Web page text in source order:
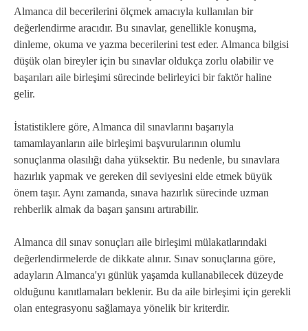
Almanca dil becerilerini ölçmek amacıyla kullanılan bir
değerlendirme aracıdır. Bu sınavlar, genellikle konuşma,
dinleme, okuma ve yazma becerilerini test eder. Almanca bilgisi
düşük olan bireyler için bu sınavlar oldukça zorlu olabilir ve
başarıları aile birleşimi sürecinde belirleyici bir faktör haline
gelir.
İstatistiklere göre, Almanca dil sınavlarını başarıyla
tamamlayanların aile birleşimi başvurularının olumlu
sonuçlanma olasılığı daha yüksektir. Bu nedenle, bu sınavlara
hazırlık yapmak ve gereken dil seviyesini elde etmek büyük
önem taşır. Aynı zamanda, sınava hazırlık sürecinde uzman
rehberlik almak da başarı şansını artırabilir.
Almanca dil sınav sonuçları aile birleşimi mülakatlarındaki
değerlendirmelerde de dikkate alınır. Sınav sonuçlarına göre,
adayların Almanca'yı günlük yaşamda kullanabilecek düzeyde
olduğunu kanıtlamaları beklenir. Bu da aile birleşimi için gerekli
olan entegrasyonu sağlamaya yönelik bir kriterdir.